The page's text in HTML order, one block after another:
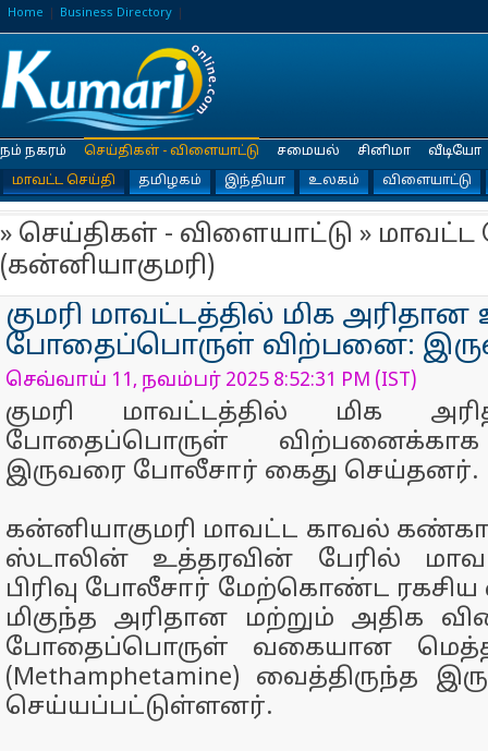
Home Business Directory
நம் நகரம்
செய்திகள் - விளையாட்டு
மாவட்ட செய்தி
தமிழகம் இந்தியா உலகம் விளையாட்டு
சமையல் சினிமா வீடியோ
» செய்திகள் - விளையாட்டு » மாவட்ட
(கன்னியாகுமரி)
குமரி மாவட்டத்தில் மிக
போதைப்பொருள் விற்பனை:
செவ்வாய் 11, நவம்பர் 2025 8:52:31 PM (IST)
குமரி மாவட்டத்தில் மிக
போதைப்பொருள் விற்பனைக்காக
இருவரை போலீசார் கைது செய்தனர்.
கன்னியாகுமரி மாவட்ட காவல்
ஸ்டாலின் உத்தரவின் பேரில்
பிரிவு போலீசார் மேற்கொண்ட
மிகுந்த அரிதான மற்றும் அதிக
போதைப்பொருள் வகையான
(Methamphetamine) வைத்திருந்த
செய்யப்பட்டுள்ளனர்.